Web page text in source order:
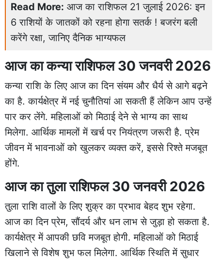
Read More: आज का राशिफल 21 जुलाई 2026: इन
6 राशियों के जातकों को रहना होगा सतर्क ! बजरंग बली
करेंगे रक्षा, जानिए दैनिक भाग्यफल
आज का कन्या राशिफल 30 जनवरी 2026
कन्या राशि के लिए आज का दिन संयम और धैर्य से आगे बढ़ने
का है. कार्यक्षेत्र में नई चुनौतियां आ सकती हैं लेकिन आप उन्हें
पार कर लेंगे. महिलाओं को मिठाई देने से भाग्य का साथ
मिलेगा. आर्थिक मामलों में खर्च पर नियंत्रण जरूरी है. प्रेम
जीवन में भावनाओं को खुलकर व्यक्त करें, इससे रिश्ते मजबूत
होंगे.
आज का तुला राशिफल 30 जनवरी 2026
तुला राशि वालों के लिए शुक्र का प्रभाव बेहद शुभ रहेगा.
आज का दिन प्रेम, सौंदर्य और धन लाभ से जुड़ा हो सकता है.
कार्यक्षेत्र में आपकी छवि मजबूत होगी. महिलाओं को मिठाई
खिलाने से विशेष शुभ फल मिलेगा. आर्थिक स्थिति में सुधार